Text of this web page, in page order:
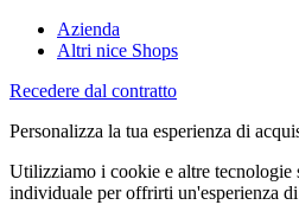
Azienda
Altri nice Shops
Recedere dal contratto
Personalizza la tua esperienza di
Utilizziamo i cookie e altre tecnologie
individuale per offrirti un'esperienza